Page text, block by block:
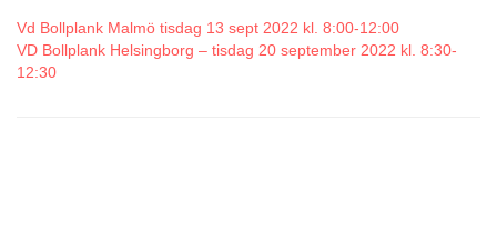
Vd Bollplank Malmö tisdag 13 sept 2022 kl. 8:00-12:00
VD Bollplank Helsingborg – tisdag 20 september 2022 kl. 8:30-
12:30